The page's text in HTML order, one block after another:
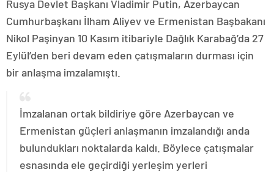
Rusya Devlet Başkanı Vladimir Putin, Azerbaycan
Cumhurbaşkanı İlham Aliyev ve Ermenistan Başbakanı
Nikol Paşinyan 10 Kasım itibariyle Dağlık Karabağ’da 27
Eylül’den beri devam eden çatışmaların durması için
bir anlaşma imzalamıştı.
İmzalanan ortak bildiriye göre Azerbaycan ve
Ermenistan güçleri anlaşmanın imzalandığı anda
bulundukları noktalarda kaldı. Böylece çatışmalar
esnasında ele geçirdiği yerleşim yerleri